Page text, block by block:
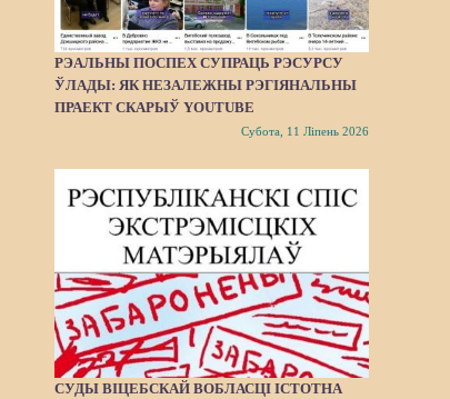
РЭАЛЬНЫ ПОСПЕХ СУПРАЦЬ РЭСУРСУ
ЎЛАДЫ: ЯК НЕЗАЛЕЖНЫ РЭГІЯНАЛЬНЫ
ПРАЕКТ СКАРЫЎ YOUTUBE
Субота, 11 Ліпень 2026
СУДЫ ВІЦЕБСКАЙ ВОБЛАСЦІ ІСТОТНА